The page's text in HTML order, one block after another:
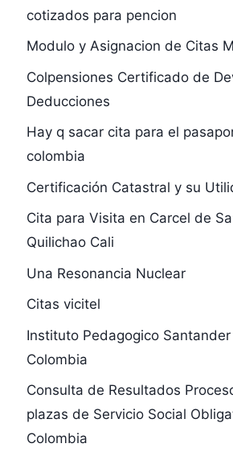
cotizados para pencion
Modulo y Asignacion de Citas
Colpensiones Certificado de
Deducciones
Hay q sacar cita para el
colombia
Certificación Catastral y su
Cita para Visita en Carcel de
Quilichao Cali
Una Resonancia Nuclear
Citas vicitel
Instituto Pedagogico
Colombia
Consulta de Resultados
plazas de Servicio Social
Colombia